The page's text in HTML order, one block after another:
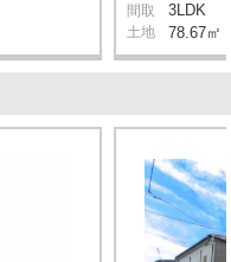
間取 3LDK
土地 78.67㎡